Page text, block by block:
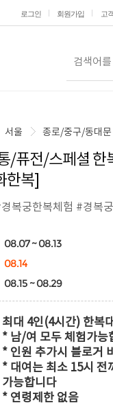
로그인 회원가입 고
서울 종로/중구/동대문
/퓨전/스페셜 한
한복]
복궁한복체험 #경복
08.07 ~ 08.13
08.14
08.15 ~ 08.29
최대 4인(4시간) 한복
* 남/여 모두 체험가능
* 인원 추가시 블로거
* 대여는 최소 15시 전
가능합니다
* 연령제한 없음